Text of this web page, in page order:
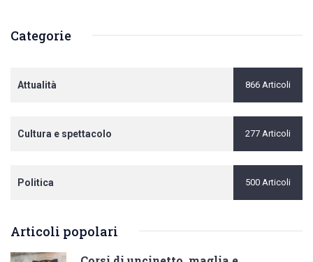
Categorie
Attualità 866 Articoli
Cultura e spettacolo 277 Articoli
Politica 500 Articoli
Articoli popolari